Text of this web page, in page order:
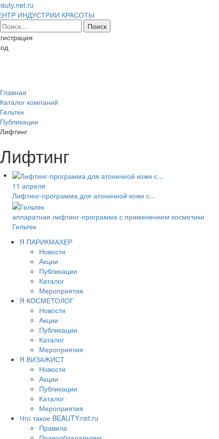
ИНДУСТРИИ КРАСОТЫ
Главная
Каталог компаний
Гельтек
Публикации
Лифтинг
Лифтинг
11 апреля
Лифтинг-программа для атоничной кожи с...
аппаратная лифтинг-программа с применением косметики
Гельтек
Я ПАРИКМАХЕР
Новости
Акции
Публикации
Каталог
Мероприятия
Я КОСМЕТОЛОГ
Новости
Акции
Публикации
Каталог
Мероприятия
Я ВИЗАЖИСТ
Новости
Акции
Публикации
Каталог
Мероприятия
Что такое BEAUTY.net.ru
Правила